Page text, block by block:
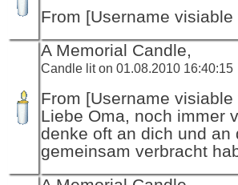
From [Username
A Memorial Candle,
Candle lit on 01.08.2010 16:40:15
From [Username
Liebe Oma, noch immer
denke oft an dich und
gemeinsam verbracht